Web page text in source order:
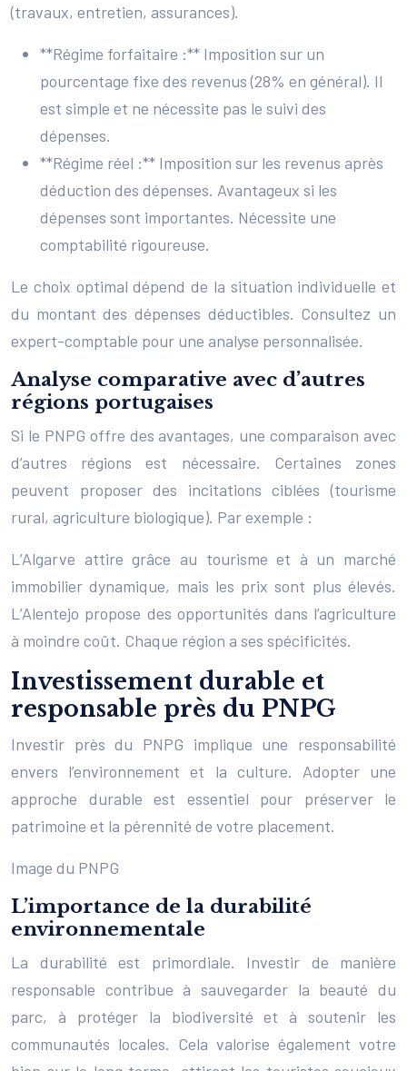
(travaux, entretien, assurances).
**Régime forfaitaire :** Imposition sur un
pourcentage fixe des revenus (28% en général). Il
est simple et ne nécessite pas le suivi des
dépenses.
**Régime réel :** Imposition sur les revenus après
déduction des dépenses. Avantageux si les
dépenses sont importantes. Nécessite une
comptabilité rigoureuse.
Le choix optimal dépend de la situation individuelle et
du montant des dépenses déductibles. Consultez un
expert-comptable pour une analyse personnalisée.
Analyse comparative avec d’autres
régions portugaises
Si le PNPG offre des avantages, une comparaison avec
d’autres régions est nécessaire. Certaines zones
peuvent proposer des incitations ciblées (tourisme
rural, agriculture biologique). Par exemple :
L’Algarve attire grâce au tourisme et à un marché
immobilier dynamique, mais les prix sont plus élevés.
L’Alentejo propose des opportunités dans l’agriculture
à moindre coût. Chaque région a ses spécificités.
Investissement durable et
responsable près du PNPG
Investir près du PNPG implique une responsabilité
envers l’environnement et la culture. Adopter une
approche durable est essentiel pour préserver le
patrimoine et la pérennité de votre placement.
Image du PNPG
L’importance de la durabilité
environnementale
La durabilité est primordiale. Investir de manière
responsable contribue à sauvegarder la beauté du
parc, à protéger la biodiversité et à soutenir les
communautés locales. Cela valorise également votre